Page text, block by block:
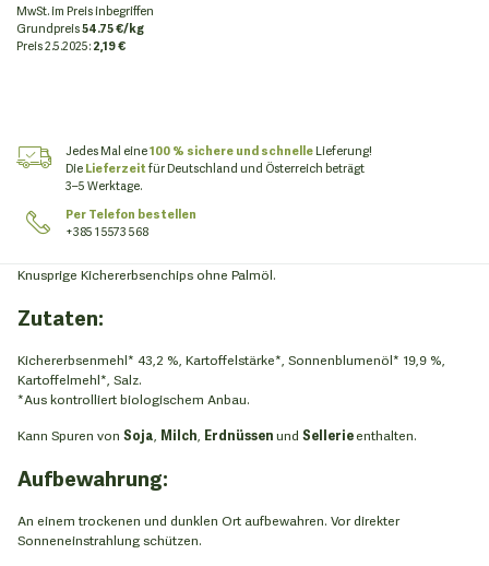
MwSt. im Preis inbegriffen
Grundpreis54.75 €/kg
Preis2.5.2025:2,19 €
Jedes Mal eine100 % sichere und schnelleLieferung!
DieLieferzeitfür Deutschland und Österreich beträgt
3–5 Werktage.
Per Telefon bestellen
+385 1 5573 568
Knusprige Kichererbsenchips ohne Palmöl.
Zutaten:
Kichererbsenmehl* 43,2 %, Kartoffelstärke*, Sonnenblumenöl* 19,9 %,
Kartoffelmehl*, Salz.
*Aus kontrolliert biologischem Anbau.
Kann Spuren von Soja Milch Erdnüssenund Sellerieenthalten.
Aufbewahrung:
An einem trockenen und dunklen Ort aufbewahren. Vor direkter
Sonneneinstrahlung schützen.